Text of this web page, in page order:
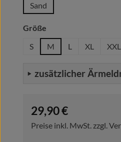
Sand
Größe
S
M L XL XXL
zusätzlicher
Regulärer Preis:
29,90 €
Preise inkl. MwSt. zzgl.